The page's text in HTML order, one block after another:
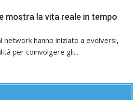
mostra la vita reale in tempo
network hanno iniziato a evolversi,
per coinvolgere gli...